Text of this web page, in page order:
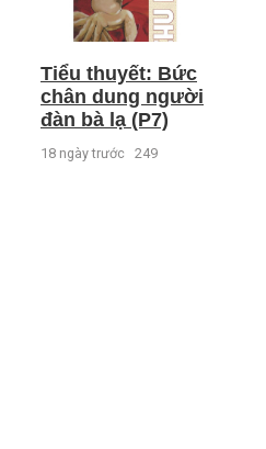
Tiểu thuyết: Bức
chân dung người
đàn bà lạ (P7)
18 ngày trước 249